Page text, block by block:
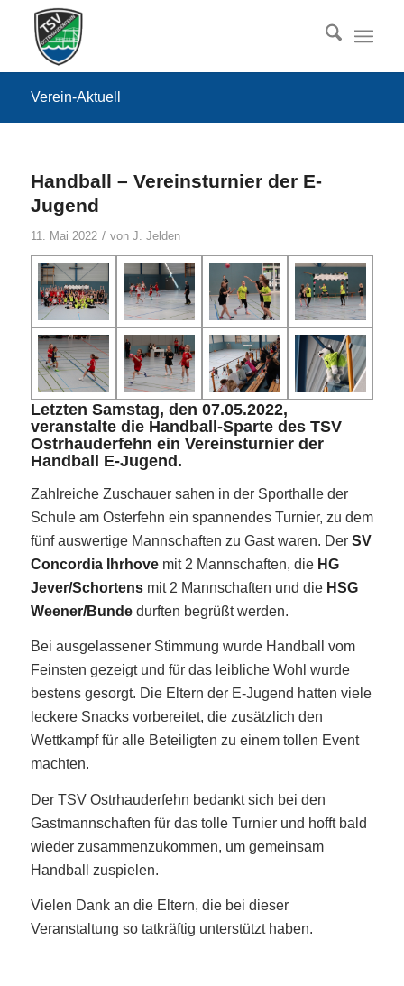
Verein-Aktuell
Handball – Vereinsturnier der E-
Jugend
11. Mai 2022 / von J. Jelden
Letzten Samstag, den 07.05.2022,
veranstalte die Handball-Sparte des TSV
Ostrhauderfehn ein Vereinsturnier der
Handball E-Jugend.
Zahlreiche Zuschauer sahen in der Sporthalle der
Schule am Osterfehn ein spannendes Turnier, zu dem
fünf auswertige Mannschaften zu Gast waren. Der SV
Concordia Ihrhovemit 2 Mannschaften, die HG
Jever/Schortensmit 2 Mannschaften und die HSG
Weener/Bundedurften begrüßt werden.
Bei ausgelassener Stimmung wurde Handball vom
Feinsten gezeigt und für das leibliche Wohl wurde
bestens gesorgt. Die Eltern der E-Jugend hatten viele
leckere Snacks vorbereitet, die zusätzlich den
Wettkampf für alle Beteiligten zu einem tollen Event
machten.
Der TSV Ostrhauderfehn bedankt sich bei den
Gastmannschaften für das tolle Turnier und hofft bald
wieder zusammenzukommen, um gemeinsam
Handball zuspielen.
Vielen Dank an die Eltern, die bei dieser
Veranstaltung so tatkräftig unterstützt haben.